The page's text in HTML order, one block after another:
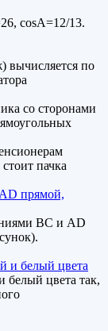
cosA=12/13.
вычисляется по
со сторонами
пачка
ВС и АD
цвета так,